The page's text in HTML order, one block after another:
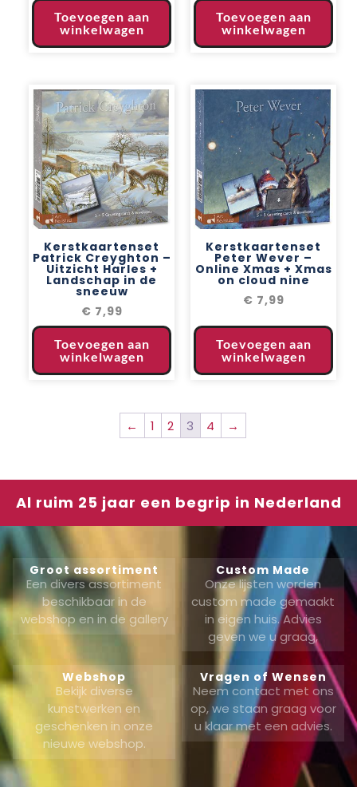
Toevoegen aan
winkelwagen
Toevoegen aan
winkelwagen
Kerstkaartenset
Patrick Creyghton –
Uitzicht Harles +
Landschap in de
sneeuw
€ 7,99
Toevoegen aan
winkelwagen
Kerstkaartenset
Peter Wever –
Online Xmas + Xmas
on cloud nine
€ 7,99
Toevoegen aan
winkelwagen
← 1 2 3 4 →
Al ruim 25 jaar een begrip in Nederland
Groot assortiment
Een divers assortiment
beschikbaar in de
webshop en in de gallery
Custom Made
Onze lijsten worden
custom made gemaakt
in eigen huis. Advies
geven we u graag,
Webshop
Bekijk diverse
kunstwerken en
geschenken in onze
nieuwe webshop.
Vragen of Wensen
Neem contact met ons
op, we staan graag voor
u klaar met een advies.